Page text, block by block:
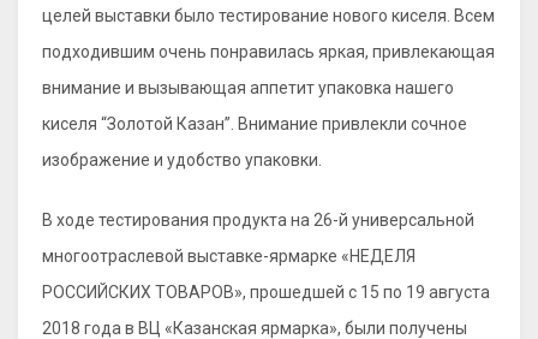
целей выставки было тестирование нового киселя. Всем
подходившим очень понравилась яркая, привлекающая
внимание и вызывающая аппетит упаковка нашего
киселя “Золотой Казан”. Внимание привлекли сочное
изображение и удобство упаковки.
В ходе тестирования продукта на 26-й универсальной
многоотраслевой выставке-ярмарке «НЕДЕЛЯ
РОССИЙСКИХ ТОВАРОВ», прошедшей с 15 по 19 августа
2018 года в ВЦ «Казанская ярмарка», были получены